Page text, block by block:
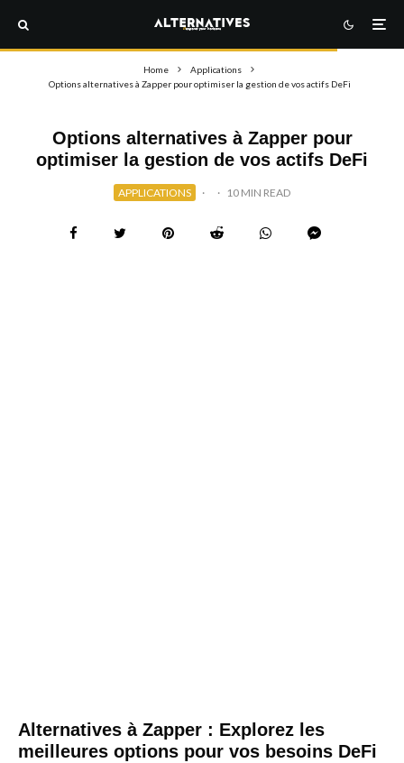
Home
Applications
Options alternatives à Zapper pour optimiser la gestion de vos actifs DeFi
Options alternatives à Zapper pour
optimiser la gestion de vos actifs DeFi
APPLICATIONS · · 10 MIN READ
Alternatives à Zapper : Explorez les
meilleures options pour vos besoins DeFi